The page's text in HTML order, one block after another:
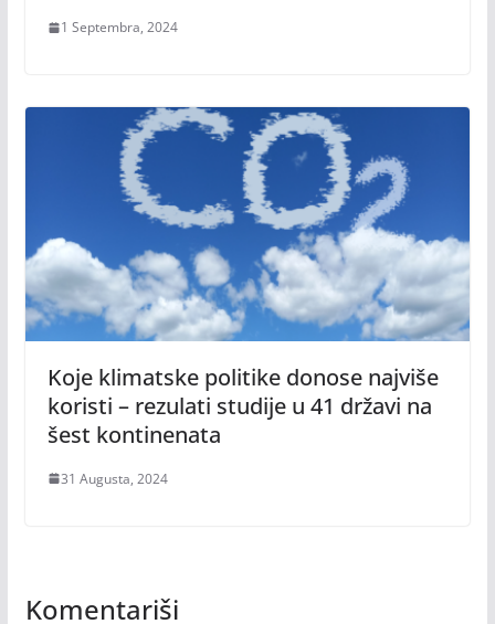
1 Septembra, 2024
Koje klimatske politike donose najviše
koristi – rezulati studije u 41 državi na
šest kontinenata
31 Augusta, 2024
Komentariši